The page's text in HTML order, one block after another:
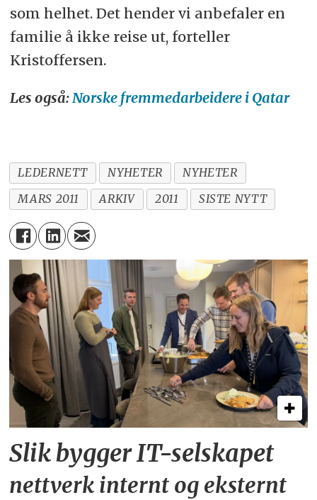
som helhet. Det hender vi anbefaler en
familie å ikke reise ut, forteller
Kristoffersen.
Les også: Norske fremmedarbeidere i Qatar
LEDERNETT NYHETER
NYHETER
MARS 2011
ARKIV 2011 SISTE NYTT
Slik bygger IT-selskapet
nettverk internt og eksternt